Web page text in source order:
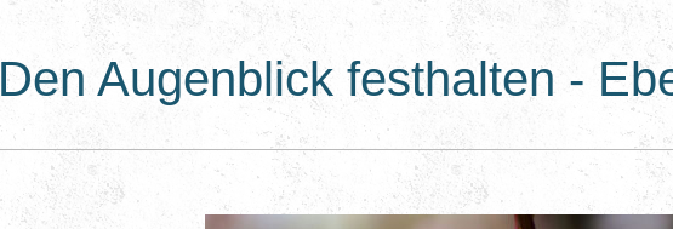
Den Augenblick festhalten -